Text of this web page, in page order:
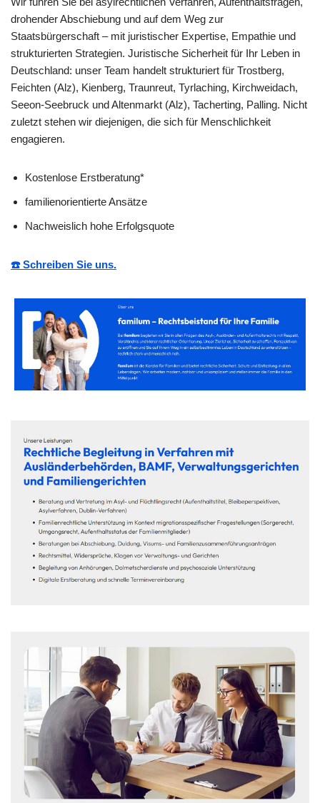
drohender Abschiebung und auf dem Weg zur
Staatsbürgerschaft – mit juristischer Expertise, Empathie und
strukturierten Strategien. Juristische Sicherheit für Ihr Leben in
Deutschland: unser Team handelt strukturiert für Trostberg,
Feichten (Alz), Kienberg, Traunreut, Tyrlaching, Kirchweidach,
Seeon-Seebruck und Altenmarkt (Alz), Tacherting, Palling. Nicht
zuletzt stehen wir diejenigen, die sich für Menschlichkeit
engagieren.
Kostenlose Erstberatung*
familienorientierte Ansätze
Nachweislich hohe Erfolgsquote
☎️ Schreiben Sie uns.